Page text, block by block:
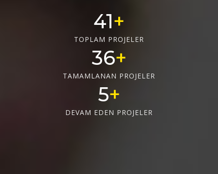
55
TOPLAM PROJELER
48
TAMAMLANAN PROJELER
6
DEVAM EDEN PROJELER